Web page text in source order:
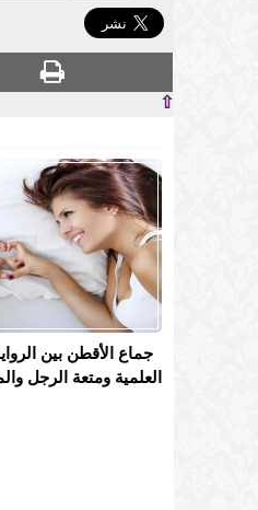
⇧
جماع الأقطن بين
العلمية ومتعة الرجل